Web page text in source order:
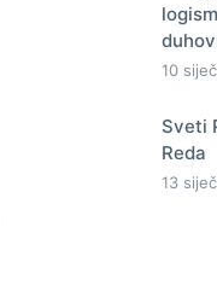
10
Sveti
Reda
13